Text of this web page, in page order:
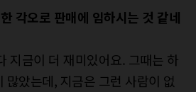
각오로 판매에 임하시는 것 같네
지금이 더 재미있어요. 그때는 하
많았는데, 지금은 그런 사람이 없